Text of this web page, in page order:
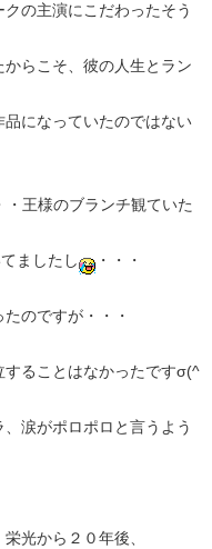
の主演にこだわったそう
らこそ、彼の人生とラン
になっていたのではない
・王様のブランチ観ていた
ましたし
・・・
のですが・・・
することはなかったですσ(^
涙がポロポロと言うよう
光から２０年後、